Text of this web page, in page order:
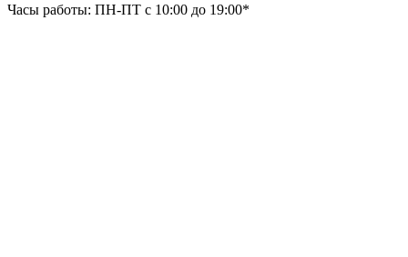
Часы работы: ПН-ПТ с 10:00 до 19:00*